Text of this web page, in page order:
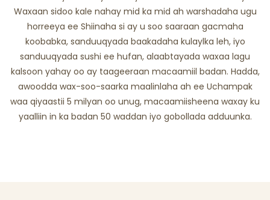
Waxaan sidoo kale nahay mid ka mid ah warshadaha ugu
horreeya ee Shiinaha si ay u soo saaraan gacmaha
koobabka, sanduuqyada baakadaha kulaylka leh, iyo
sanduuqyada sushi ee hufan, alaabtayada waxaa lagu
kalsoon yahay oo ay taageeraan macaamiil badan. Hadda,
awoodda wax-soo-saarka maalinlaha ah ee Uchampak
waa qiyaastii 5 milyan oo unug, macaamiisheena waxay ku
yaalliin in ka badan 50 waddan iyo gobollada adduunka.